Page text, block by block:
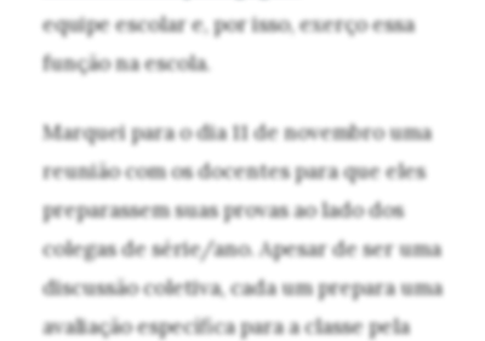
equipe escolar e, por isso, exerço essa
função na escola.
Marquei para o dia 11 de novembro uma
reunião com os docentes para que eles
preparassem suas provas ao lado dos
colegas de série/ano. Apesar de ser uma
discussão coletiva, cada um prepara uma
avaliação específica para a classe pela